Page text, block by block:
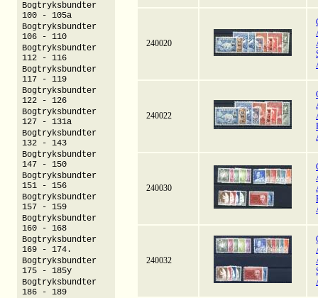
240020
240022
240030
240032
Bogtryksbundter
100 - 105a
Bogtryksbundter
106 - 110
Bogtryksbundter
112 - 116
Bogtryksbundter
117 - 119
Bogtryksbundter
122 - 126
Bogtryksbundter
127 - 131a
Bogtryksbundter
132 - 143
Bogtryksbundter
147 - 150
Bogtryksbundter
151 - 156
Bogtryksbundter
157 - 159
Bogtryksbundter
160 - 168
Bogtryksbundter
169 - 174.
Bogtryksbundter
175 - 185y
Bogtryksbundter
186 - 189